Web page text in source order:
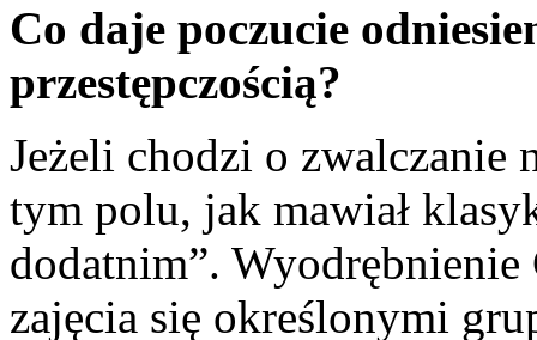
Co daje poczucie
przestępczością?
Jeżeli chodzi o zwalczanie
tym polu, jak mawiał
dodatnim”.
zajęcia się określonymi